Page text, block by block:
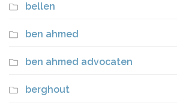
bellen
ben ahmed
ben ahmed advocaten
berghout